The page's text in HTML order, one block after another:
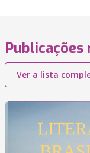
Publicações
Ver a lista